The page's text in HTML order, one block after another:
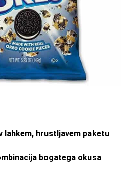
lahkem, hrustljavem paketu
bogatega okusa